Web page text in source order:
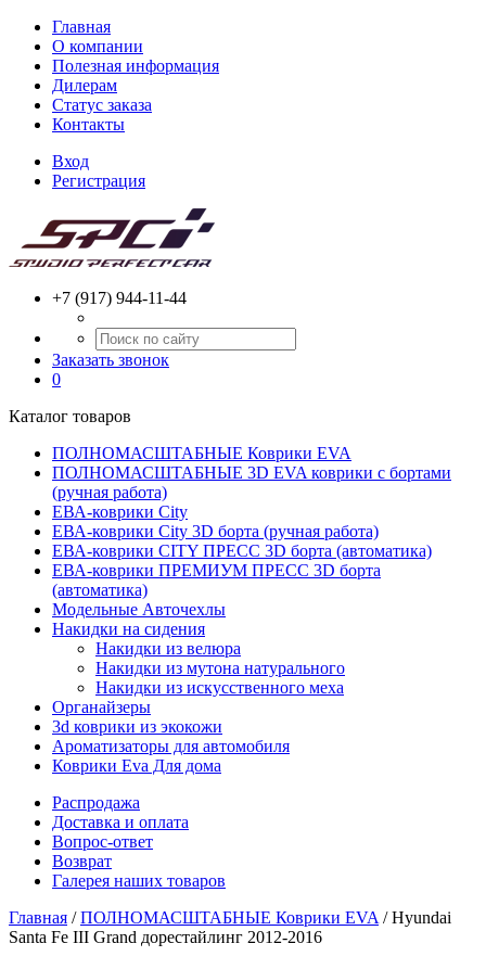
Главная
О компании
Полезная информация
Дилерам
Статус заказа
Контакты
Вход
Регистрация
+7 (917) 944-11-44
Заказать звонок
0
Каталог товаров
ПОЛНОМАСШТАБНЫЕ Коврики EVA
ПОЛНОМАСШТАБНЫЕ 3D EVA коврики с бортами
(ручная работа)
ЕВА-коврики City
ЕВА-коврики City 3D борта (ручная работа)
ЕВА-коврики CITY ПРЕСС 3D борта (автоматика)
ЕВА-коврики ПРЕМИУМ ПРЕСС 3D борта
(автоматика)
Модельные Авточехлы
Накидки на сидения
Накидки из велюра
Накидки из мутона натурального
Накидки из искусственного меха
Органайзеры
3d коврики из экокожи
Ароматизаторы для автомобиля
Коврики Eva Для дома
Распродажа
Доставка и оплата
Вопрос-ответ
Возврат
Галерея наших товаров
Главная /ПОЛНОМАСШТАБНЫЕ Коврики EVA / Hyundai
Santa Fe III Grand дорестайлинг 2012-2016